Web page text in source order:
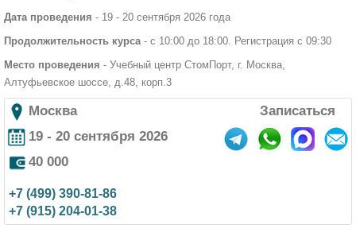
Дата проведения - 19 - 20 сентября 2026 года
Продолжительность курса - с 10:00 до 18:00. Регистрация с 09:30
Место проведения - Учебный центр СтомПорт, г. Москва,
Алтуфьевское шоссе, д.48, корп.3
Москва
19 - 20 сентября 2026
40 000
Записаться
+7 (499) 390-81-86
+7 (915) 204-01-38